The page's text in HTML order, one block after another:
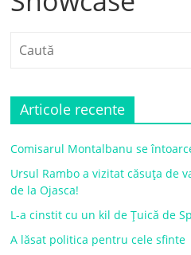
Articole recente
Comisarul Montalbanu se
Ursul Rambo a vizitat căsuța de
de la Ojasca!
L-a cinstit cu un kil de Țuică de
A lăsat politica pentru cele sfinte